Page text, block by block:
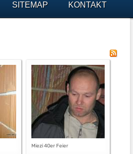
SITEMAP KONTAKT
Miezi 40er Feier